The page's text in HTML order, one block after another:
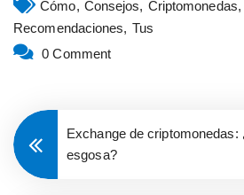
Cómo, Consejos, Criptomonedas,
Recomendaciones, Tus
0 Comment
Exchange de
esgosa?